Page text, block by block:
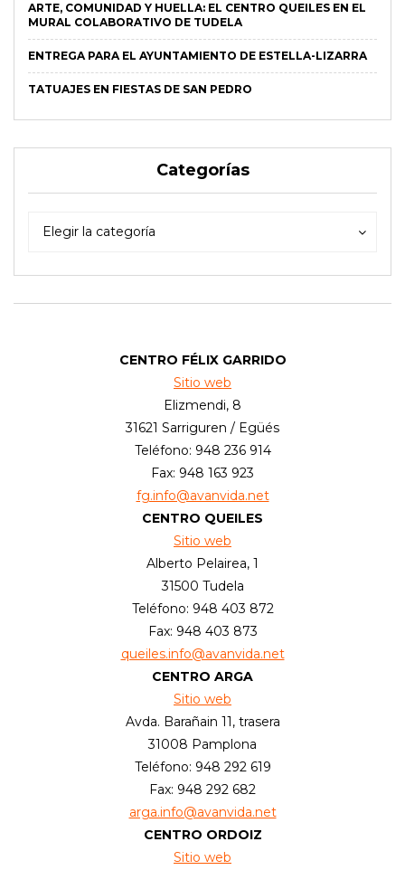
ARTE, COMUNIDAD Y HUELLA: EL CENTRO QUEILES EN EL
MURAL COLABORATIVO DE TUDELA
ENTREGA PARA EL AYUNTAMIENTO DE ESTELLA-LIZARRA
TATUAJES EN FIESTAS DE SAN PEDRO
Categorías
Elegir la categoría
Categorías
CENTRO FÉLIX GARRIDO
Sitio web
Elizmendi, 8
31621 Sarriguren / Egüés
Teléfono: 948 236 914
Fax: 948 163 923
fg.info@avanvida.net
CENTRO QUEILES
Sitio web
Alberto Pelairea, 1
31500 Tudela
Teléfono: 948 403 872
Fax: 948 403 873
queiles.info@avanvida.net
CENTRO ARGA
Sitio web
Avda. Barañain 11, trasera
31008 Pamplona
Teléfono: 948 292 619
Fax: 948 292 682
arga.info@avanvida.net
CENTRO ORDOIZ
Sitio web